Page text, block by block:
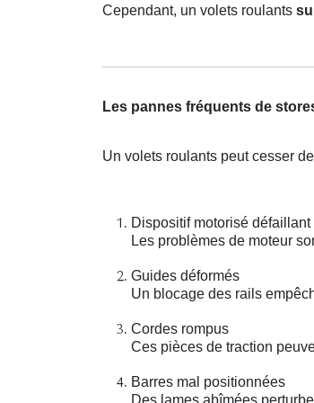
Cependant, un volets roulants
Les pannes fréquents de
Un volets roulants peut cesser
Dispositif motorisé défaillant
Les problèmes de moteur
Guides déformés
Un blocage des rails
Cordes rompus
Ces pièces de traction
Barres mal positionnées